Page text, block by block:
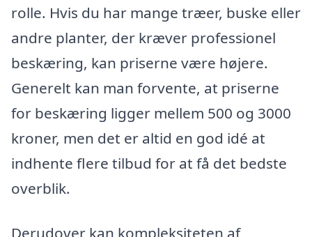
rolle. Hvis du har mange træer, buske eller
andre planter, der kræver professionel
beskæring, kan priserne være højere.
Generelt kan man forvente, at priserne
for beskæring ligger mellem 500 og 3000
kroner, men det er altid en god idé at
indhente flere tilbud for at få det bedste
overblik.
Derudover kan kompleksiteten af